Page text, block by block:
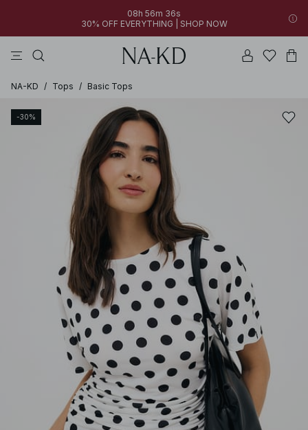
08h 56m 36s
30% OFF EVERYTHING | SHOP NOW
NA-KD / Tops / Basic Tops
-30%